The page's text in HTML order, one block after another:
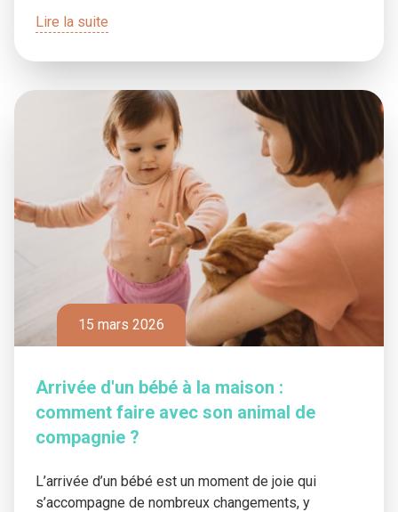
Lire la suite
15 mars 2026
Arrivée d'un bébé à la maison :
comment faire avec son animal de
compagnie ?
L’arrivée d’un bébé est un moment de joie qui
s’accompagne de nombreux changements, y